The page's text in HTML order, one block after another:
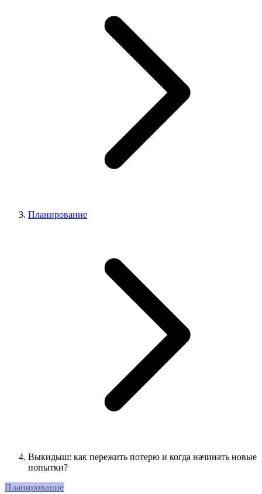
Планирование
Выкидыш: как пережить потерю и когда начинать новые
попытки?
Планирование